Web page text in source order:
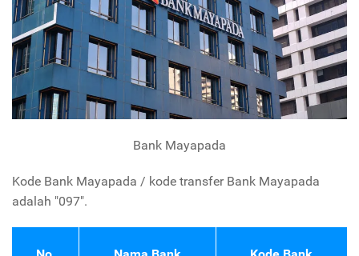
Bank Mayapada
Kode Bank Mayapada / kode transfer Bank Mayapada
adalah "097".